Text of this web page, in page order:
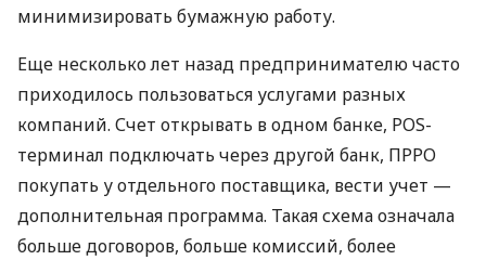
минимизировать бумажную работу.
Еще несколько лет назад предпринимателю часто
приходилось пользоваться услугами разных
компаний. Счет открывать в одном банке, POS-
терминал подключать через другой банк, ПРРО
покупать у отдельного поставщика, вести учет —
дополнительная программа. Такая схема означала
больше договоров, больше комиссий, более